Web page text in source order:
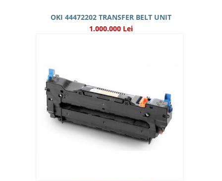
OKI 44472202 TRANSFER BELT UNIT
1.000.000 Lei